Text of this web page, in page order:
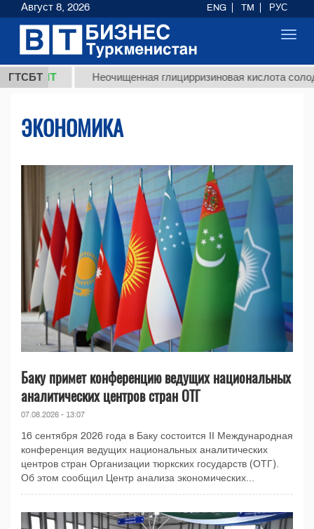
ГТСБТНеочищенная глицирризиновая кислота солодкового
ЭКОНОМИКА
Баку примет конференцию ведущих национальных
аналитических центров стран ОТГ
07.08.2026 - 13:07
16 сентября 2026 года в Баку состоится II Международная
конференция ведущих национальных аналитических
центров стран Организации тюркских государств (ОТГ).
Об этом сообщил Центр анализа экономических...
Август 8, 2026 ENG TM РУС